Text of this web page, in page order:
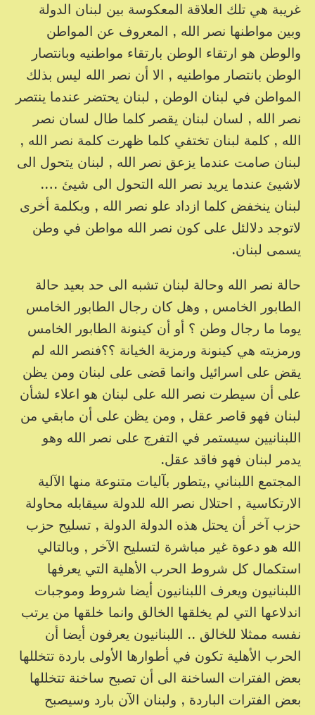
غريبة هي تلك العلاقة المعكوسة بين لبنان الدولة
وبين مواطنها نصر الله , المعروف عن المواطن
والوطن هو ارتقاء الوطن بارتقاء مواطنيه وبانتصار
الوطن بانتصار مواطنيه , الا أن نصر الله ليس بذلك
المواطن في لبنان الوطن , لبنان يحتضر عندما ينتصر
نصر الله , لسان لبنان يقصر كلما طال لسان نصر
الله , كلمة لبنان تختفي كلما ظهرت كلمة نصر الله ,
لبنان صامت عندما يزعق نصر الله , لبنان يتحول الى
لاشيئ عندما يريد نصر الله التحول الى شيئ ….
لبنان ينخفض كلما ازداد علو نصر الله , وبكلمة أخرى
لاتوجد دلالئل على كون نصر الله مواطن في وطن
يسمى لبنان.
حالة نصر الله وحالة لبنان تشبه الى حد بعيد حالة
الطابور الخامس , وهل كان رجال الطابور الخامس
يوما ما رجال وطن ؟ أو أن كينونة الطابور الخامس
ورمزيته هي كينونة ورمزية الخيانة ؟؟فنصر الله لم
يقض على اسرائيل وانما قضى على لبنان ومن يظن
على أن سيطرت نصر الله على لبنان هو اعلاء لشأن
لبنان فهو قاصر عقل , ومن يظن على أن مابقي من
اللبنانيين سيستمر في التفرج على نصر الله وهو
يدمر لبنان فهو فاقد عقل.
المجتمع اللبناني ,يتطور بآليات متنوعة منها الآلية
الارتكاسية , احتلال نصر الله للدولة سيقابله محاولة
حزب آخر أن يحتل هذه الدولة الدولة , تسليح حزب
الله هو دعوة غير مباشرة لتسليح الآخر , وبالتالي
استكمال كل شروط الحرب الأهلية التي يعرفها
اللبنانيون ويعرف اللبنانيون أيضا شروط وموجبات
اندلاعها التي لم يخلقها الخالق وانما خلقها من يرتب
نفسه ممثلا للخالق .. اللبنانيون يعرفون أيضا أن
الحرب الأهلية تكون في أطوارها الأولى باردة تتخللها
بعض الفترات الساخنة الى أن تصبح ساخنة تتخللها
بعض الفترات الباردة , ولبنان الآن بارد وسيصبح